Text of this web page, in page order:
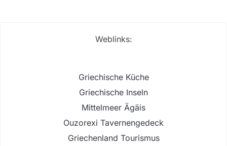
Weblinks:
Griechische Küche
Griechische Inseln
Mittelmeer Ägäis
Ouzorexi Tavernengedeck
Griechenland Tourismus